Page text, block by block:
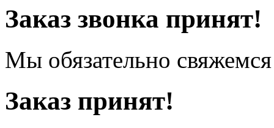
Заказ звонка принят!
Мы обязательно
Заказ принят!